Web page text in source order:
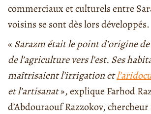
commerciaux et culturels entre
voisins se sont dès lors développés.
« Sarazm était le point d’origine
de l’agriculture vers l’est. Ses
maîtrisaient l’irrigation et
et l’artisanat», explique Farhod
d’Abdouraouf Razzokov, chercheur